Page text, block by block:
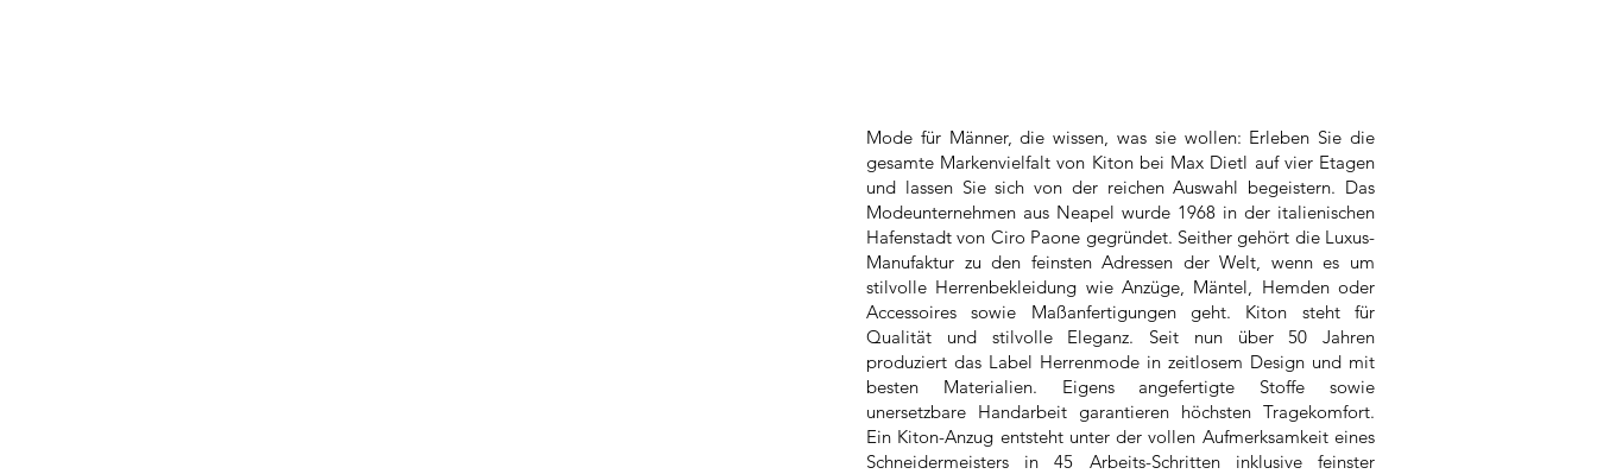
Mode für Männer, die wissen, was sie wollen: Erleben Sie die
gesamte Markenvielfalt von Kiton bei Max Dietl auf vier Etagen
und lassen Sie sich von der reichen Auswahl begeistern. Das
Modeunternehmen aus Neapel wurde 1968 in der italienischen
Hafenstadt von Ciro Paone gegründet. Seither gehört die Luxus-
Manufaktur zu den feinsten Adressen der Welt, wenn es um
stilvolle Herrenbekleidung wie Anzüge, Mäntel, Hemden oder
Accessoires sowie Maßanfertigungen geht. Kiton steht für
Qualität und stilvolle Eleganz. Seit nun über 50 Jahren
produziert das Label Herrenmode in zeitlosem Design und mit
besten Materialien. Eigens angefertigte Stoffe sowie
unersetzbare Handarbeit garantieren höchsten Tragekomfort.
Ein Kiton-Anzug entsteht unter der vollen Aufmerksamkeit eines
Schneidermeisters in 45 Arbeits-Schritten inklusive feinster